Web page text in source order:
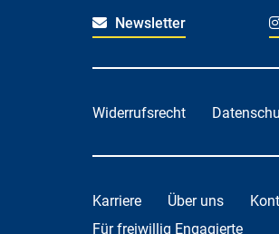
Newsletter
Widerrufsrecht
Karriere Über uns
Für freiwillig Engagierte